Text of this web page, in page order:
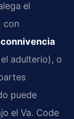
el
con
connivencia
adulterio), o
puede
el Va. Code